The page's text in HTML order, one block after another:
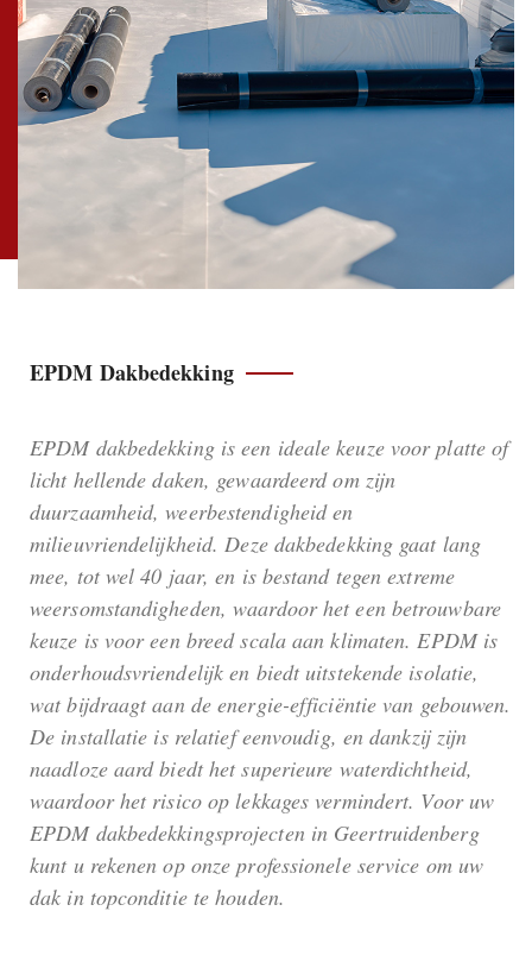
EPDM Dakbedekking
EPDM dakbedekking is een ideale keuze voor platte of
licht hellende daken, gewaardeerd om zijn
duurzaamheid, weerbestendigheid en
milieuvriendelijkheid. Deze dakbedekking gaat lang
mee, tot wel 40 jaar, en is bestand tegen extreme
weersomstandigheden, waardoor het een betrouwbare
keuze is voor een breed scala aan klimaten. EPDM is
onderhoudsvriendelijk en biedt uitstekende isolatie,
wat bijdraagt aan de energie-efficiëntie van gebouwen.
De installatie is relatief eenvoudig, en dankzij zijn
naadloze aard biedt het superieure waterdichtheid,
waardoor het risico op lekkages vermindert. Voor uw
EPDM dakbedekkingsprojecten in Geertruidenberg
kunt u rekenen op onze professionele service om uw
dak in topconditie te houden.